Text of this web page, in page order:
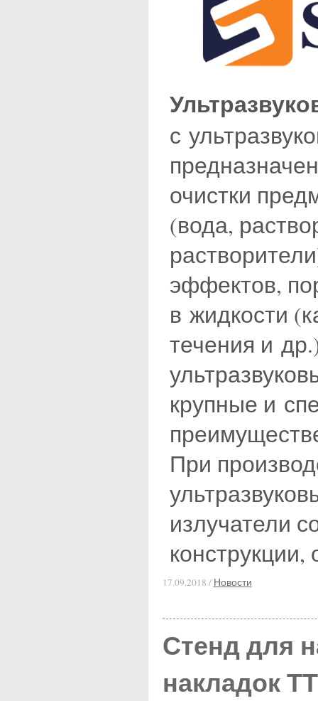
с
очистки
(вода,
эффектов,
в жидкости
течения и
крупные и
При
излучатели
17.09.2018 / Новости
Стенд для
накладок